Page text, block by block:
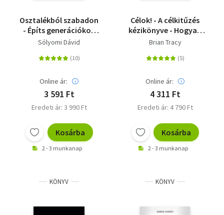
Egyéb
Osztalékból szabadon
- Építs generációkon
átívelő gazdagságot
sorozatával!
Sólyomi Dávid
Online ár:
3 591 Ft
Eredeti ár: 3 990 Ft
Kosárba
2 - 3 munkanap
Célok! - A célkitűzés
kézikönyve - Hogyan
tudod megszerezni,
gyorsabban mint
volna
Brian Tracy
Online ár:
4 311 Ft
Eredeti ár: 4 790 Ft
Kosárba
2 - 3 munkanap
KÖNYV KÖNYV